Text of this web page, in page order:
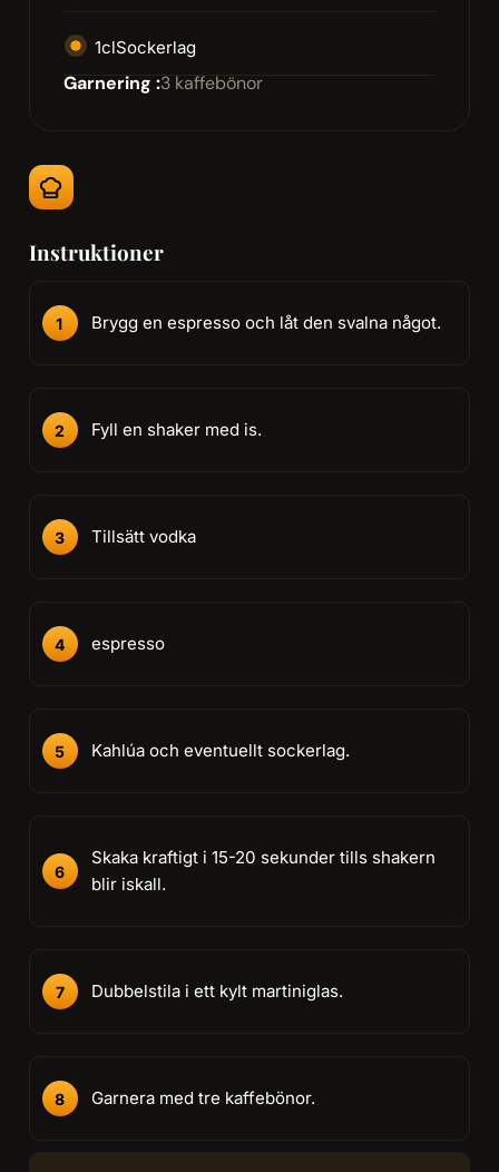
1clSockerlag
Garnering :3 kaffebönor
Instruktioner
Brygg en espresso och låt den svalna något.
Fyll en shaker med is.
Tillsätt vodka
espresso
Kahlúa och eventuellt sockerlag.
Skaka kraftigt i 15-20 sekunder tills shakern
blir iskall.
Dubbelstila i ett kylt martiniglas.
Garnera med tre kaffebönor.